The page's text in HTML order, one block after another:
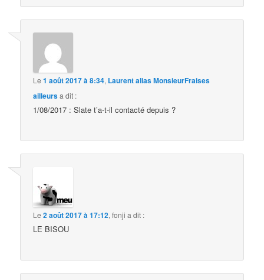
Le1 août 2017 à 8:34, Laurent alias MonsieurFraises
ailleursa dit :
1/08/2017 : Slate t’a-t-il contacté depuis ?
Le2 août 2017 à 17:12,fonji a dit :
LE BISOU